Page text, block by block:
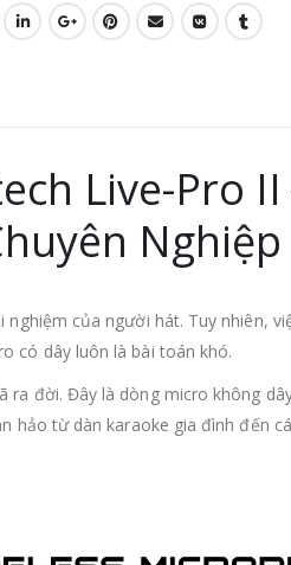
Live-Pro II
Nghiệp
của người hát. Tuy nhiên,
có dây luôn là bài toán khó.
ra đời. Đây là dòng micro không
hảo từ dàn karaoke gia đình đến